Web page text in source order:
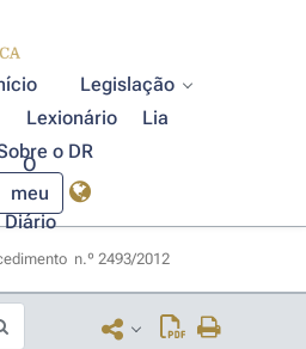
Legislação
Lexionário
Lia
o DR
O
meu
Diário
n.º 2493/2012